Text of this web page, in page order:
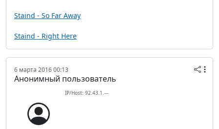
Staind - So Far Away
Staind - Right Here
6 марта 2016 00:13
Анонимный пользователь
IP/Host: 92.43.1.---